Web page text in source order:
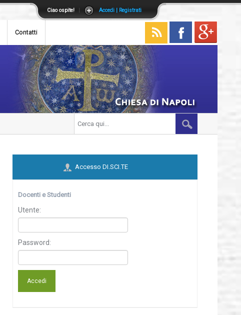
Ciao ospite! Accedi | Registrati
Contatti
Accesso DI.SCI.TE
Docenti e Studenti
Utente:
Password: